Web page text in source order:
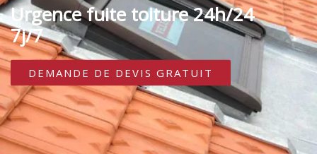
Urgence fuite toiture 24h/24
7j/7
DEMANDE DE DEVIS GRATUIT